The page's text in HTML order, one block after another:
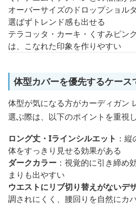
オーバーサイズのドロップショル
選ばずトレンド感も出せる
テラコッタ・カーキ・くすみピン
は、こなれた印象を作りやすい
体型カバーを優先するケース
体型が気になる方がカーディガン
選ぶ際は、以下のポイントを重視
ロング丈・Iラインシルエット ：
体をすっきり見せる効果がある
ダークカラー ：視覚的に引き締め
まりも出やすい
ウエストにリブ切り替えがないデ
調されにくく、腰回りを自然にカ